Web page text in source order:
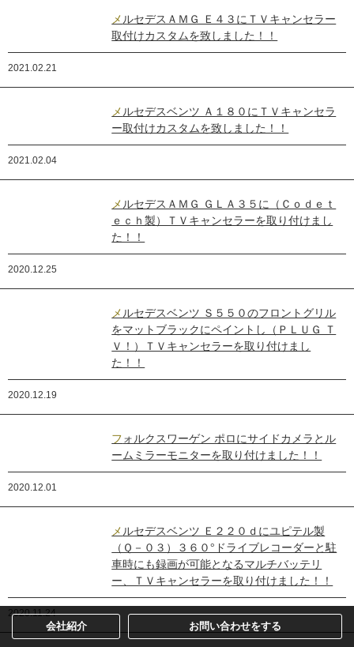
メルセデスＡＭＧ Ｅ４３にＴＶキャンセラー
取付けカスタムを致しました！！
2021.02.21
メルセデスベンツ Ａ１８０にＴＶキャンセラ
ー取付けカスタムを致しました！！
2021.02.04
メルセデスＡＭＧ ＧＬＡ３５に（Ｃｏｄｅｔ
ｅｃｈ製）ＴＶキャンセラーを取り付けまし
た！！
2020.12.25
メルセデスベンツ Ｓ５５０のフロントグリル
をマットブラックにペイントし（ＰＬＵＧ Ｔ
Ｖ！）ＴＶキャンセラーを取り付けまし
た！！
2020.12.19
フォルクスワーゲン ポロにサイドカメラとル
ームミラーモニターを取り付けました！！
2020.12.01
メルセデスベンツ Ｅ２２０ｄにユピテル製
（Ｑ－０３）３６０°ドライブレコーダーと駐
車時にも録画が可能となるマルチバッテリ
ー、ＴＶキャンセラーを取り付けました！！
2020.11.24
会社紹介 お問い合わせをする